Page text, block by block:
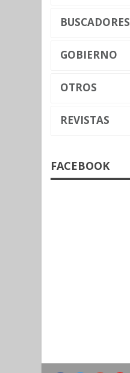
BUSCADORES
GOBIERNO
OTROS
REVISTAS
FACEBOOK